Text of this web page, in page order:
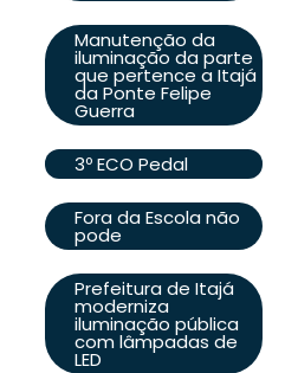
Manutenção da
iluminação da parte
que pertence a Itajá
da Ponte Felipe
Guerra
3º ECO Pedal
Fora da Escola não
pode
Prefeitura de Itajá
moderniza
iluminação pública
com lâmpadas de
LED